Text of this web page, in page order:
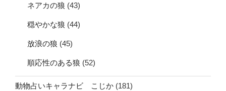
ネアカの狼 (43)
穏やかな狼 (44)
放浪の狼 (45)
順応性のある狼 (52)
動物占いキャラナビ こじか (181)